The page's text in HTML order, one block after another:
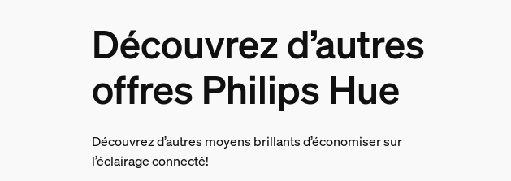
Découvrez d’autres
offres Philips Hue
Découvrez d’autres moyens brillants d’économiser sur
l’éclairage connecté!